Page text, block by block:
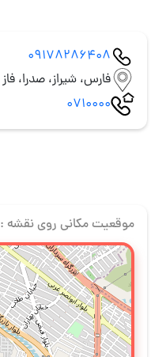
09178286408
فارس، شیراز، صدرا، فاز 2، نیروی انتظامی، بلوار میثاق
0710000
موقعیت مکانی روی نقشه :